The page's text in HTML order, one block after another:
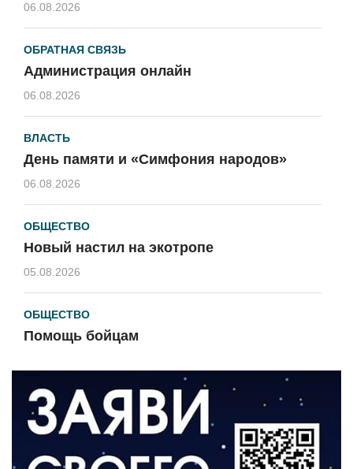
06.08.2026
ОБРАТНАЯ СВЯЗЬ
Администрация онлайн
06.08.2026
ВЛАСТЬ
День памяти и «Симфония народов»
06.08.2026
ОБЩЕСТВО
Новый настил на экотропе
05.08.2026
ОБЩЕСТВО
Помощь бойцам
ВЛАСТЬ
«Второй старт» для ветеранов СВО